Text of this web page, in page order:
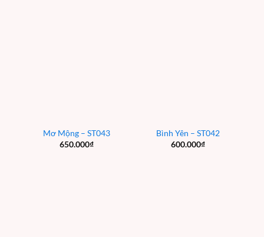
Mơ Mộng – ST043
650.000₫
Bình Yên – ST042
600.000₫